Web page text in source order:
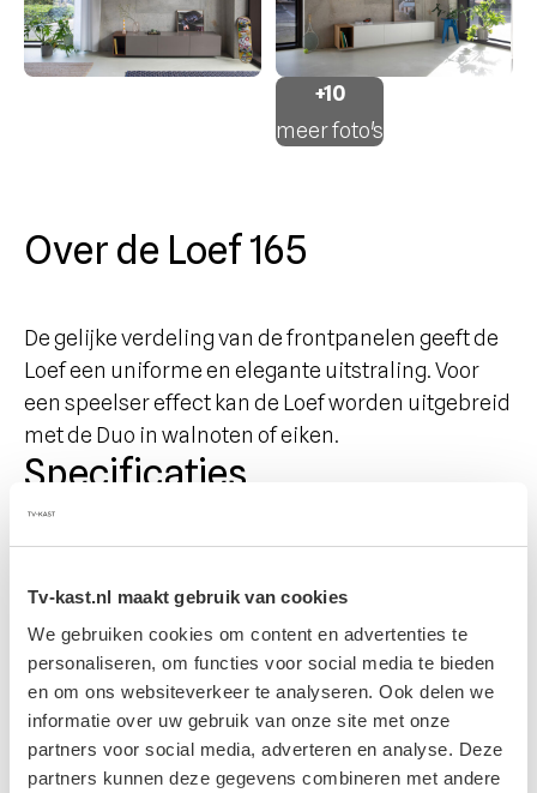
Tv-kast.nl maakt gebruik van cookies
We gebruiken cookies om content en advertenties te
personaliseren, om functies voor social media te bieden
en om ons websiteverkeer te analyseren. Ook delen we
informatie over uw gebruik van onze site met onze
partners voor social media, adverteren en analyse. Deze
partners kunnen deze gegevens combineren met andere
+10
meer foto's
Over de Loef 165
De gelijke verdeling van de frontpanelen geeft de
Loef een uniforme en elegante uitstraling. Voor
een speelser effect kan de Loef worden uitgebreid
met de Duo in walnoten of eiken.
Specificaties
165 x 40 x 35 cm
Gewicht
49 kg
Materiaal
Volledig gespoten MDF
Kabeldoorvoer